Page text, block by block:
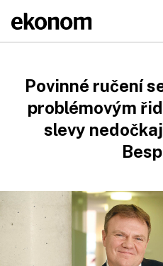
Povinné ručení
problémovým
slevy